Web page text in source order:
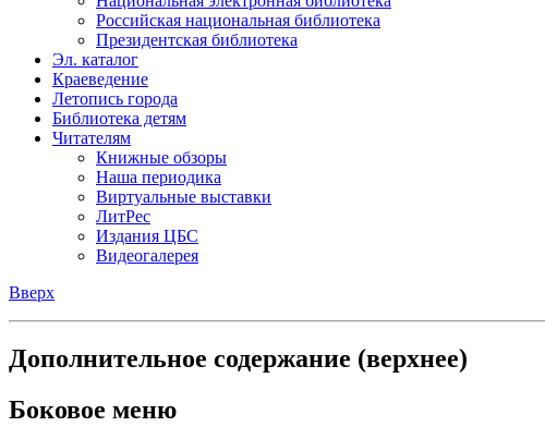
Российская национальная библиотека
Президентская библиотека
Эл. каталог
Краеведение
Летопись города
Библиотека детям
Читателям
Книжные обзоры
Наша периодика
Виртуальные выставки
ЛитРес
Издания ЦБС
Видеогалерея
Вверх
Дополнительное содержание (верхнее)
Боковое меню